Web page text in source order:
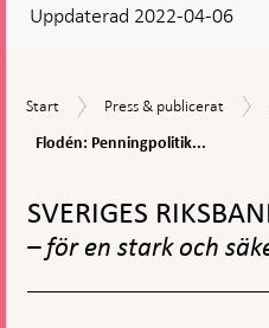
Uppdaterad 2022-04-06
Start
Start
Press
publicerat
Press & publicerat
Flodén: Penningpolitik...
toppnavigation
SVERIGES
– för en stark och